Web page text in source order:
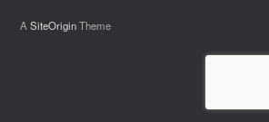
A SiteOriginTheme